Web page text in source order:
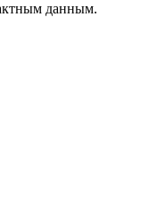
данным.